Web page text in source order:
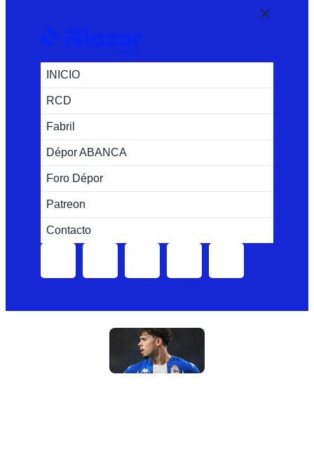
INICIO
RCD
Fabril
Dépor ABANCA
Foro Dépor
Patreon
Contacto